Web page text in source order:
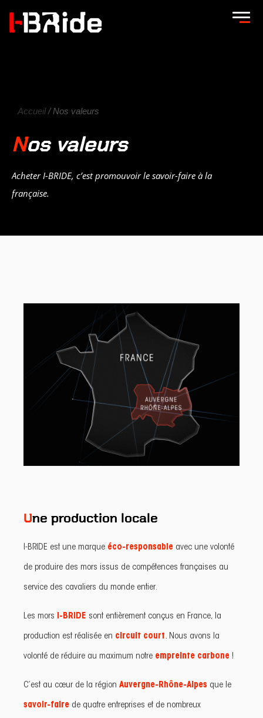
Accueil/ Nos valeurs
Nos valeurs
Acheter I-BRIDE, c’est promouvoir le savoir-faire à la
française.
Une production locale
I-BRIDE est une marque éco-responsable avec une volonté
de produire des mors issus de compétences françaises au
service des cavaliers du monde entier.
Les mors I-BRIDE sont entièrement conçus en France, la
production est réalisée en circuit court . Nous avons la
volonté de réduire au maximum notre empreinte carbone !
C’est au cœur de la région Auvergne-Rhône-Alpes que le
savoir-faire de quatre entreprises et de nombreux
-
h